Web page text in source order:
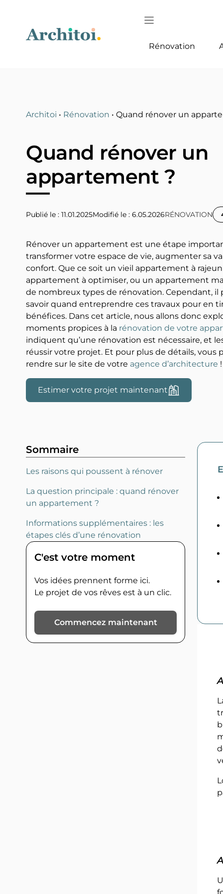
contenu
Rénovation
Architoi • Rénovation • Quand rénover un
Quand rénover un
appartement ?
Publié le : 11.01.2025 6.05.2026RÉNOVATION
Rénover un appartement est une étape
transformer votre espace de vie, augmenter sa
confort. Que ce soit un vieil appartement à
appartement à optimiser, ou un appartement
de nombreux types de rénovation. Cependant,
savoir quand entreprendre ces travaux pour en
bénéfices. Dans cet article, nous allons donc
moments propices à la rénovation de votre
indiquent qu’une rénovation est nécessaire, et
réussir votre projet. Et pour plus de détails, vous
rendre sur le site de votre agence d’architecture !
Estimer votre projet maintenant
Sommaire
Les raisons qui poussent à rénover
La question principale : quand rénover
un appartement ?
Informations supplémentaires : les
étapes clés d’une rénovation
C'est votre moment
Vos idées prennent forme ici.
Le projet de vos rêves est à un clic.
Commencez maintenant